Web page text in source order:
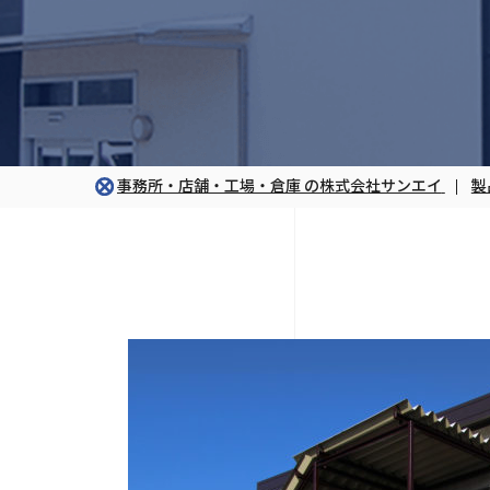
事務所・店舗・工場・倉庫 の株式会社サンエイ